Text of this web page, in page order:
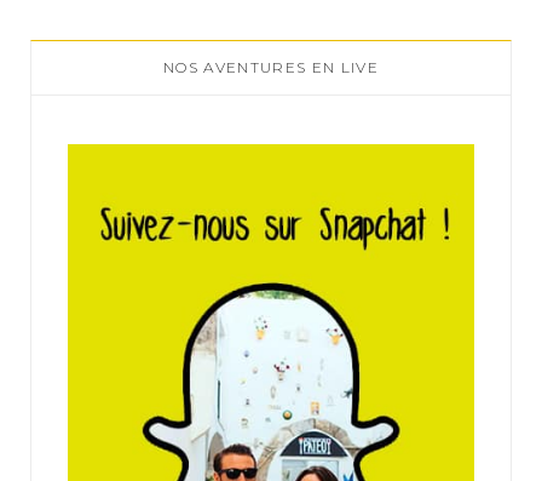
NOS AVENTURES EN LIVE